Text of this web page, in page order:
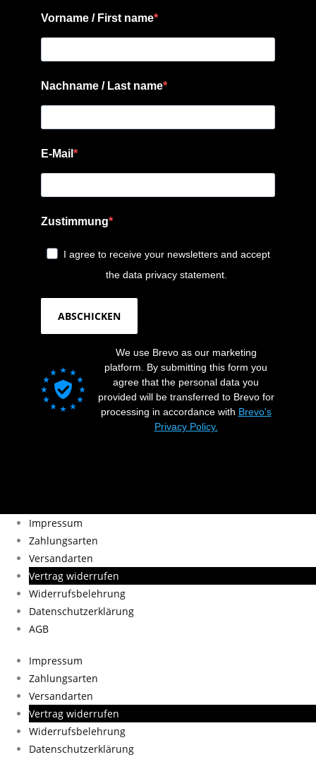
Vorname / First name
Nachname / Last name
E-Mail
Zustimmung
I agree to receive your newsletters and accept
the data privacy statement.
ABSCHICKEN
We use Brevo as our marketing
platform. By submitting this form you
agree that the personal data you
provided will be transferred to Brevo for
processing in accordance with Brevo's
Privacy Policy.
Impressum
Zahlungsarten
Versandarten
Vertrag widerrufen
Widerrufsbelehrung
Datenschutzerklärung
AGB
Impressum
Zahlungsarten
Versandarten
Vertrag widerrufen
Widerrufsbelehrung
Datenschutzerklärung